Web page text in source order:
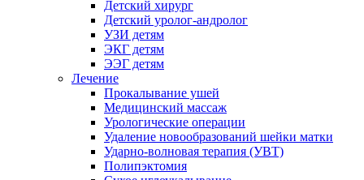
Детский хирург
Детский уролог-андролог
УЗИ детям
ЭКГ детям
ЭЭГ детям
Лечение
Прокалывание ушей
Медицинский массаж
Урологические операции
Удаление новообразований шейки матки
Ударно-волновая терапия (УВТ)
Полипэктомия